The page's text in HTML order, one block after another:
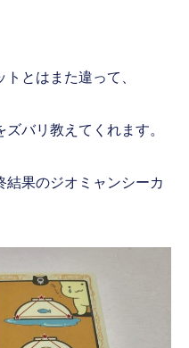
とはまた違って、
バリ教えてくれます。
結果のジオミャンシーカ